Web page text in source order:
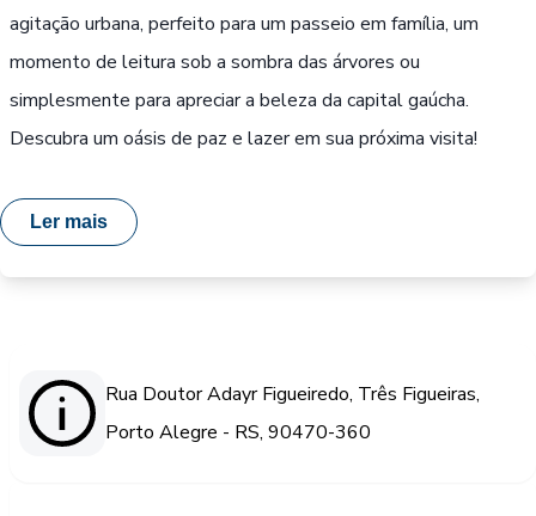
agitação urbana, perfeito para um passeio em família, um
momento de leitura sob a sombra das árvores ou
simplesmente para apreciar a beleza da capital gaúcha.
Descubra um oásis de paz e lazer em sua próxima visita!
Ler mais
Rua Doutor Adayr Figueiredo, Três Figueiras,
Porto Alegre - RS, 90470-360